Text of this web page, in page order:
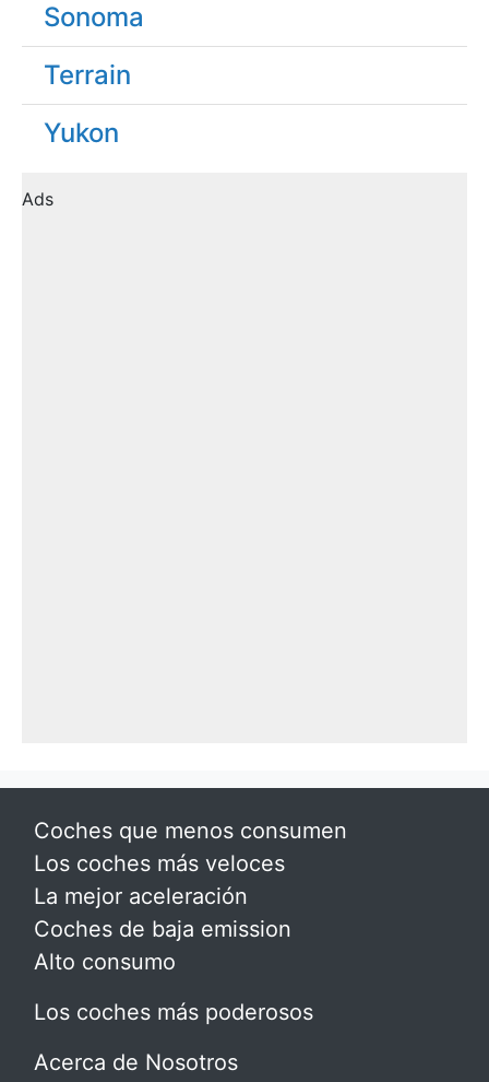
Sonoma
Terrain
Yukon
Ads
Coches que menos consumen
Los coches más veloces
La mejor aceleración
Coches de baja emission
Alto consumo
Los coches más poderosos
Acerca de Nosotros